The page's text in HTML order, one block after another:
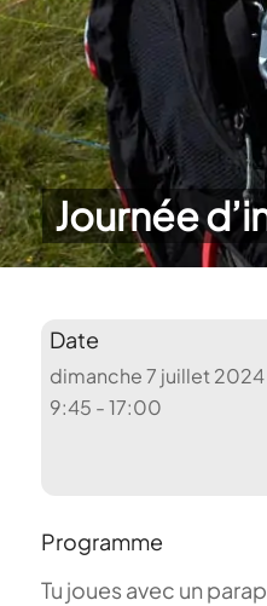
Journée
Date
dimanche 7 juillet 2024
9:45 - 17:00
Programme
Tu joues avec un